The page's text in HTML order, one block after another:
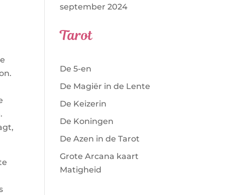
september 2024
Tarot
De 5-en
De Magiër in de Lente
De Keizerin
De Koningen
De Azen in de Tarot
Grote Arcana kaart
Matigheid